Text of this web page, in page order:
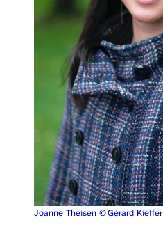
Joanne Theisen © Gérard Kieffer